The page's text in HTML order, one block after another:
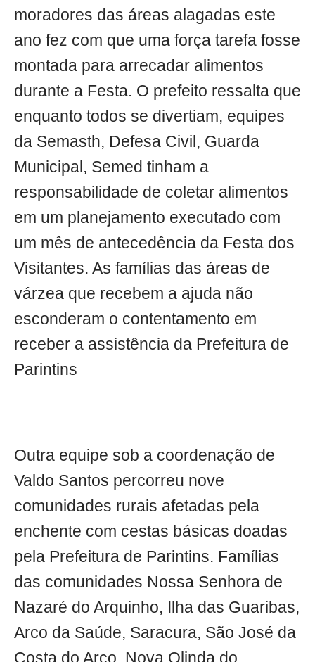
moradores das áreas alagadas este
ano fez com que uma força tarefa fosse
montada para arrecadar alimentos
durante a Festa. O prefeito ressalta que
enquanto todos se divertiam, equipes
da Semasth, Defesa Civil, Guarda
Municipal, Semed tinham a
responsabilidade de coletar alimentos
em um planejamento executado com
um mês de antecedência da Festa dos
Visitantes. As famílias das áreas de
várzea que recebem a ajuda não
esconderam o contentamento em
receber a assistência da Prefeitura de
Parintins
Outra equipe sob a coordenação de
Valdo Santos percorreu nove
comunidades rurais afetadas pela
enchente com cestas básicas doadas
pela Prefeitura de Parintins. Famílias
das comunidades Nossa Senhora de
Nazaré do Arquinho, Ilha das Guaribas,
Arco da Saúde, Saracura, São José da
Costa do Arco, Nova Olinda do